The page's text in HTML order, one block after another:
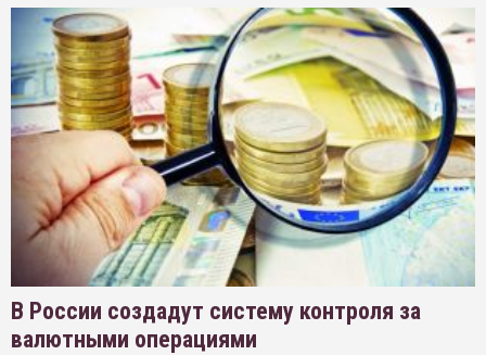
В России создадут систему контроля за
валютными операциями